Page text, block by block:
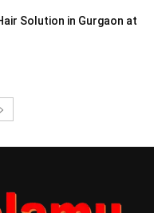
Solution in Gurgaon at